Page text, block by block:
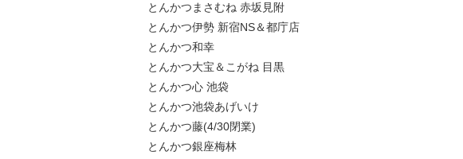
とんかつまさむね 赤坂見附
とんかつ伊勢 新宿NS＆都庁店
とんかつ和幸
とんかつ大宝＆こがね 目黒
とんかつ心 池袋
とんかつ池袋あげいけ
とんかつ藤(4/30閉業)
とんかつ銀座梅林